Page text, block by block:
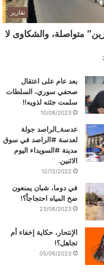
تقارير
متواصلة، والشكاوى لا
بعد عام على اعتقال
صحفي سوري، السلطات
سلمت جثته لذويه!!
10/08/2023
عدسة_الراصد جولة
لعدسة #الراصد في سوق
مدينة #السويداء اليوم
الاثنين.
12/12/2022
في دوما، شبان يمنعون
ضخ المياه احتجاجاً؟!
23/06/2023
الإنتحار، حكاية إخفاء أم
تجاهل؟!
05/06/2023